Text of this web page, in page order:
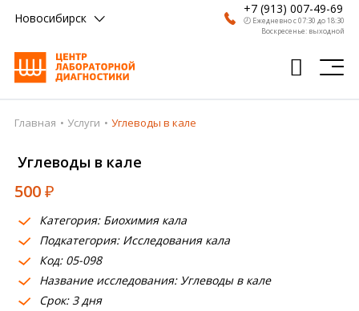
Новосибирск
+7 (913) 007-49-69
🕗 Ежедневно с 07:30 до 18:30
Воскресенье: выходной
Главная
Анализы
Врачи
Получить результат
Пациентам
О компании
Главная Услуги Углеводы в кале
Углеводы в кале
500₽
Категория: Биохимия кала
Подкатегория: Исследования кала
Код: 05-098
Название исследования: Углеводы в кале
Срок: 3 дня